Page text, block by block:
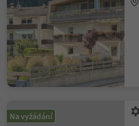
Na vyžádání